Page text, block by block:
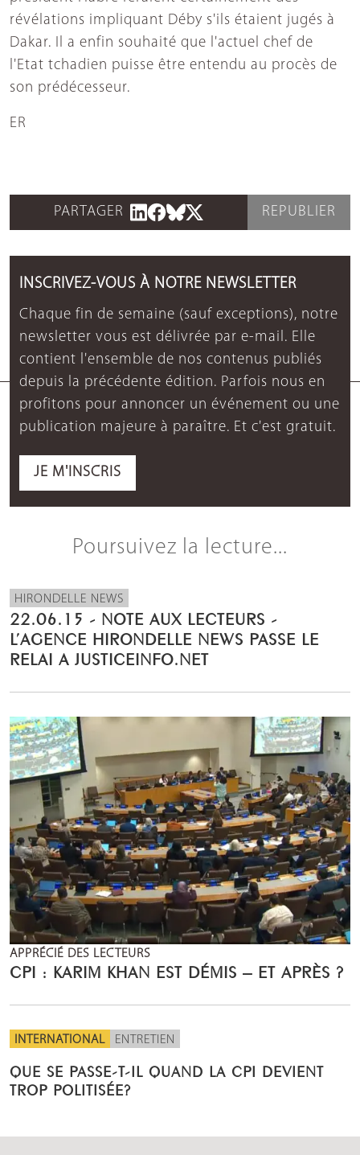
révélations impliquant Déby s'ils étaient jugés à
Dakar. Il a enfin souhaité que l'actuel chef de
l'Etat tchadien puisse être entendu au procès de
son prédécesseur.
ER
PARTAGER REPUBLIER
INSCRIVEZ-VOUS À NOTRE NEWSLETTER
Chaque fin de semaine (sauf exceptions), notre
newsletter vous est délivrée par e-mail. Elle
contient l'ensemble de nos contenus publiés
depuis la précédente édition. Parfois nous en
profitons pour annoncer un événement ou une
publication majeure à paraître. Et c'est gratuit.
JE M'INSCRIS
Poursuivez la lecture...
HIRONDELLE NEWS
22.06.15 - NOTE AUX LECTEURS -
L’AGENCE HIRONDELLE NEWS PASSE LE
RELAI A JUSTICEINFO.NET
APPRÉCIÉ DES LECTEURS
CPI : KARIM KHAN EST DÉMIS – ET APRÈS ?
INTERNATIONAL ENTRETIEN
QUE SE PASSE-T-IL QUAND LA CPI DEVIENT
TROP POLITISÉE?